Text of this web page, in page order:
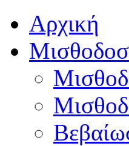
Αρχική